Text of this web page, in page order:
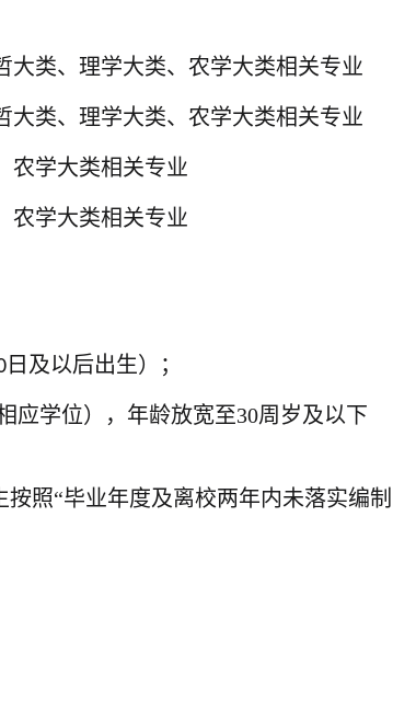
大类、理学大类、农学大类相关专业
大类、理学大类、农学大类相关专业
农学大类相关专业
农学大类相关专业
日及以后出生）；
应学位），年龄放宽至30周岁及以下
照“毕业年度及离校两年内未落实编制